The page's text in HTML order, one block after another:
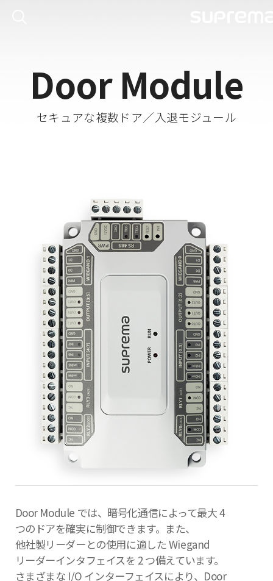
Door Module
セキュアな複数ドア／入退モジュール
Door Module では、暗号化通信によって最大 4
つのドアを確実に制御できます。また、
他社製リーダーとの使用に適した Wiegand
リーダーインタフェイスを 2 つ備えています。
さまざまな I/O インターフェイスにより、Door